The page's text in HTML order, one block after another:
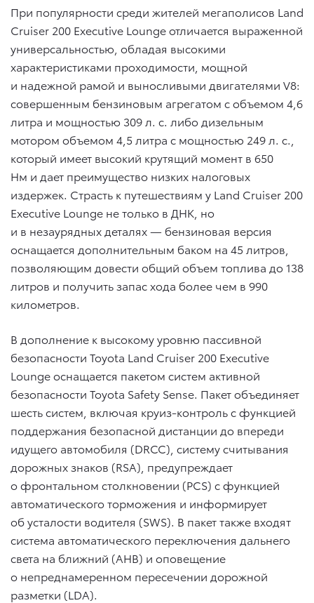
При популярности среди жителей мегаполисов Land
Cruiser 200 Executive Lounge отличается выраженной
универсальностью, обладая высокими
характеристиками проходимости, мощной
и надежной рамой и выносливыми двигателями V8:
совершенным бензиновым агрегатом с объемом 4,6
литра и мощностью 309 л. с. либо дизельным
мотором объемом 4,5 литра с мощностью 249 л. с.,
который имеет высокий крутящий момент в 650
Нм и дает преимущество низких налоговых
издержек. Страсть к путешествиям у Land Cruiser 200
Executive Lounge не только в ДНК, но
и в незаурядных деталях — бензиновая версия
оснащается дополнительным баком на 45 литров,
позволяющим довести общий объем топлива до 138
литров и получить запас хода более чем в 990
километров.
В дополнение к высокому уровню пассивной
безопасности Toyota Land Cruiser 200 Executive
Lounge оснащается пакетом систем активной
безопасности Toyota Safety Sense. Пакет объединяет
шесть систем, включая круиз-контроль с функцией
поддержания безопасной дистанции до впереди
идущего автомобиля (DRCC), систему считывания
дорожных знаков (RSA), предупреждает
о фронтальном столкновении (PCS) с функцией
автоматического торможения и информирует
об усталости водителя (SWS). В пакет также входят
система автоматического переключения дальнего
света на ближний (AHB) и оповещение
о непреднамеренном пересечении дорожной
разметки (LDA).